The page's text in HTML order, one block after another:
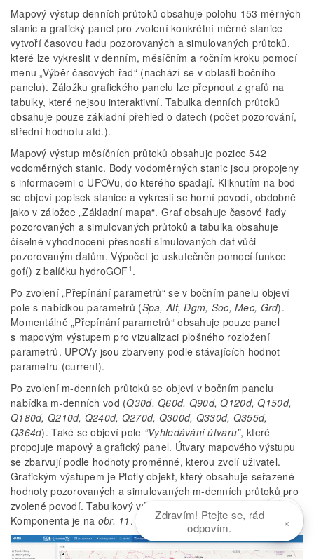
Mapový výstup denních průtoků obsahuje polohu 153 měrných
stanic a grafický panel pro zvolení konkrétní měrné stanice
vytvoří časovou řadu pozorovaných a simulovaných průtoků,
které lze vykreslit v denním, měsíčním a ročním kroku pomocí
menu „Výběr časových řad“ (nachází se v oblasti bočního
panelu). Záložku grafického panelu lze přepnout z grafů na
tabulky, které nejsou interaktivní. Tabulka denních průtoků
obsahuje pouze základní přehled o datech (počet pozorování,
střední hodnotu atd.).
Mapový výstup měsíčních průtoků obsahuje pozice 542
vodoměrných stanic. Body vodoměrných stanic jsou propojeny
s informacemi o UPOVu, do kterého spadají. Kliknutím na bod
se objeví popisek stanice a vykreslí se horní povodí, obdobně
jako v záložce „Základní mapa“. Graf obsahuje časové řady
pozorovaných a simulovaných průtoků a tabulka obsahuje
číselné vyhodnocení přesností simulovaných dat vůči
pozorovaným datům. Výpočet je uskutečněn pomocí funkce
gof() z balíčku hydroGOF 1 .
Po zvolení „Přepínání parametrů“ se v bočním panelu objeví
pole s nabídkou parametrů (Spa, Alf, Dgm, Soc, Mec, Grd).
Momentálně „Přepínání parametrů“ obsahuje pouze panel
s mapovým výstupem pro vizualizaci plošného rozložení
parametrů. UPOVy jsou zbarveny podle stávajících hodnot
parametru (current).
Po zvolení m-denních průtoků se objeví v bočním panelu
nabídka m-denních vod (Q30d, Q60d, Q90d, Q120d, Q150d,
Q180d, Q210d, Q240d, Q270d, Q300d, Q330d, Q355d,
Q364d). Také se objeví pole “Vyhledávání útvaru”, které
propojuje mapový a grafický panel. Útvary mapového výstupu
se zbarvují podle hodnoty proměnné, kterou zvolí uživatel.
Grafickým výstupem je Plotly objekt, který obsahuje seřazené
hodnoty pozorovaných a simulovaných m-denních průtoků pro
zvolené povodí. Tabulkový výstup obsahuje tytéž hodnoty.
Komponenta je na obr. 11.
Zdravím! Ptejte se, rád
odpovím.
×